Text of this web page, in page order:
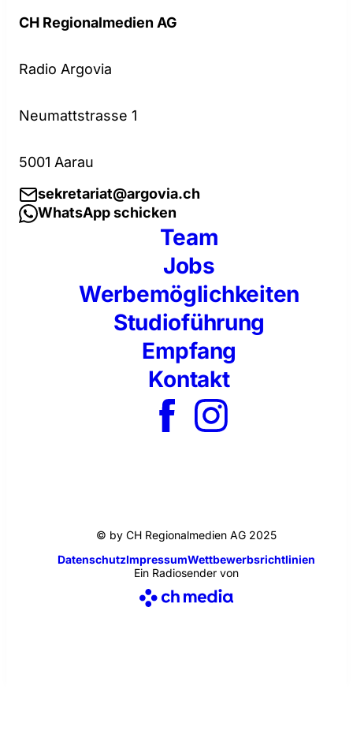
CH Regionalmedien AG
Radio Argovia
Neumattstrasse 1
5001 Aarau
sekretariat@argovia.ch
WhatsApp schicken
Team
Jobs
Werbemöglichkeiten
Studioführung
Empfang
Kontakt
© by CH Regionalmedien AG 2025
DatenschutzImpressumWettbewerbsrichtlinien
Ein Radiosender von